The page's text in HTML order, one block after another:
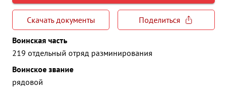
Скачать документы
Поделиться
Воинская часть
219 отдельный отряд разминирования
Воинское звание
рядовой